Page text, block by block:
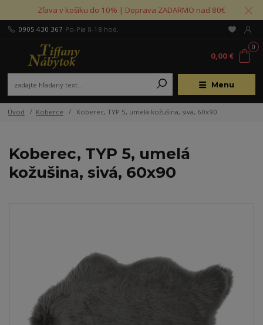
Zľava v košíku do 10% | Doprava ZADARMO nad 80€
Menu
0905 430 367 Po-Pia 8-18 hod.
0
0,00 €
Úvod Koberce Koberec, TYP 5, umelá kožušina, sivá, 60x90
Koberec, TYP 5, umelá
kožušina, sivá, 60x90